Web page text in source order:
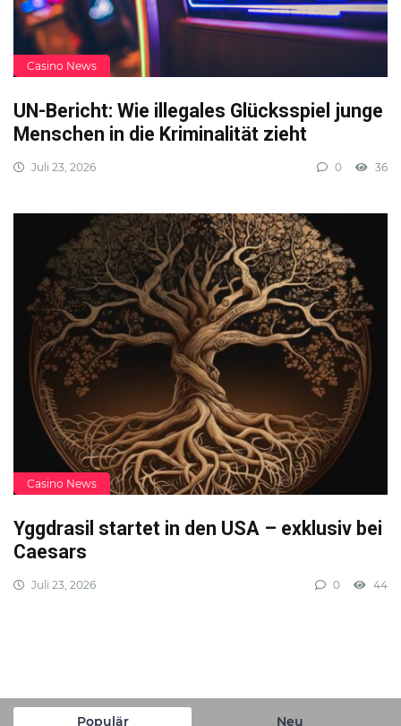
Casino News
UN-Bericht: Wie illegales Glücksspiel junge
Menschen in die Kriminalität zieht
Juli 23, 2026 0 36
Casino News
Yggdrasil startet in den USA – exklusiv bei
Caesars
Juli 23, 2026 0 44
Populär Neu